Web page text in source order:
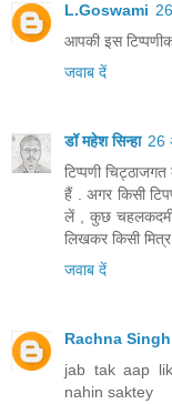
L.Goswami
आपकी इस
जवाब दें
डॉ महेश सिन्हा 26
टिप्पणी
हैं . अगर किसी
लें , कुछ चहलकदमी
लिखकर किसी
जवाब दें
Rachna Singh
jab tak aap
nahin saktey